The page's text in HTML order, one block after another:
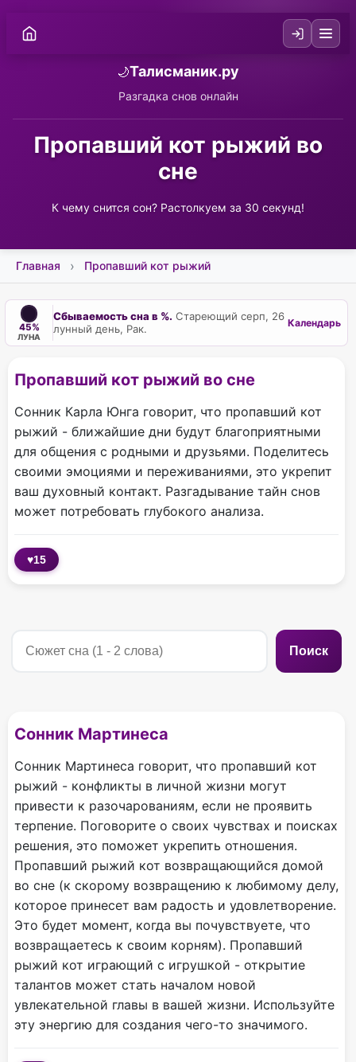
🌙Талисманик.ру
Разгадка снов онлайн
Пропавший кот рыжий во
сне
К чему снится сон? Растолкуем за 30 секунд!
Главная Пропавший кот рыжий
45%
ЛУНА
Сбываемость сна в %. Стареющий серп, 26
лунный день, Рак.
Календарь
Пропавший кот рыжий во сне
Сонник Карла Юнга говорит, что пропавший кот
рыжий - ближайшие дни будут благоприятными
для общения с родными и друзьями. Поделитесь
своими эмоциями и переживаниями, это укрепит
ваш духовный контакт. Разгадывание тайн снов
может потребовать глубокого анализа.
♥15
Поиск
Сонник Мартинеса
Сонник Мартинеса говорит, что пропавший кот
рыжий - конфликты в личной жизни могут
привести к разочарованиям, если не проявить
терпение. Поговорите о своих чувствах и поисках
решения, это поможет укрепить отношения.
Пропавший рыжий кот возвращающийся домой
во сне (к скорому возвращению к любимому делу,
которое принесет вам радость и удовлетворение.
Это будет момент, когда вы почувствуете, что
возвращаетесь к своим корням). Пропавший
рыжий кот играющий с игрушкой - открытие
талантов может стать началом новой
увлекательной главы в вашей жизни. Используйте
эту энергию для создания чего-то значимого.